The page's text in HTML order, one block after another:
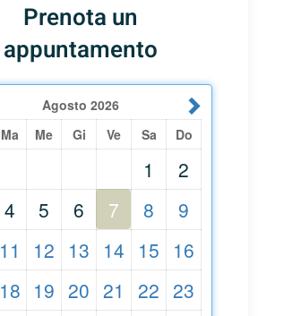
Prenota un
appuntamento
Agosto 2026
Ma Me Gi Ve Sa Do
1
2
4 5 6 7 8
9
11 12 13 14 15 16
18 19 20 21 22 23